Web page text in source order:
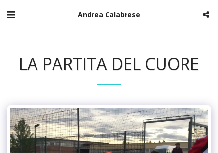
Andrea Calabrese
LA PARTITA DEL CUORE